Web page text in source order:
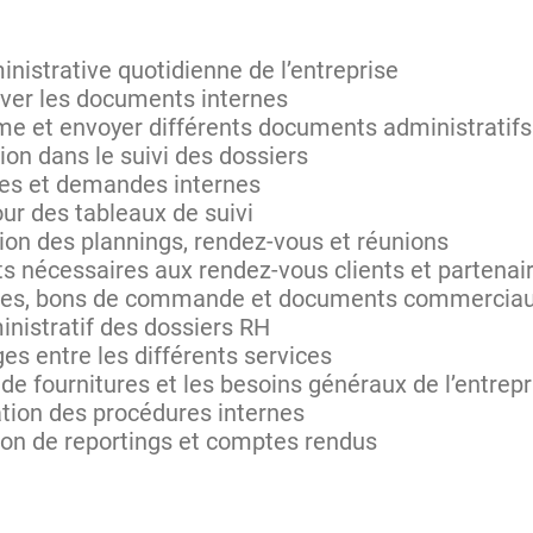
quotidienne de l’entreprise
les documents internes
et envoyer différents documents administratifs
dans le suivi des dossiers
et demandes internes
des tableaux de suivi
des plannings, rendez-vous et réunions
nécessaires aux rendez-vous clients et
bons de commande et documents
des dossiers RH
entre les différents services
fournitures et les besoins généraux de
des procédures internes
de reportings et comptes rendus